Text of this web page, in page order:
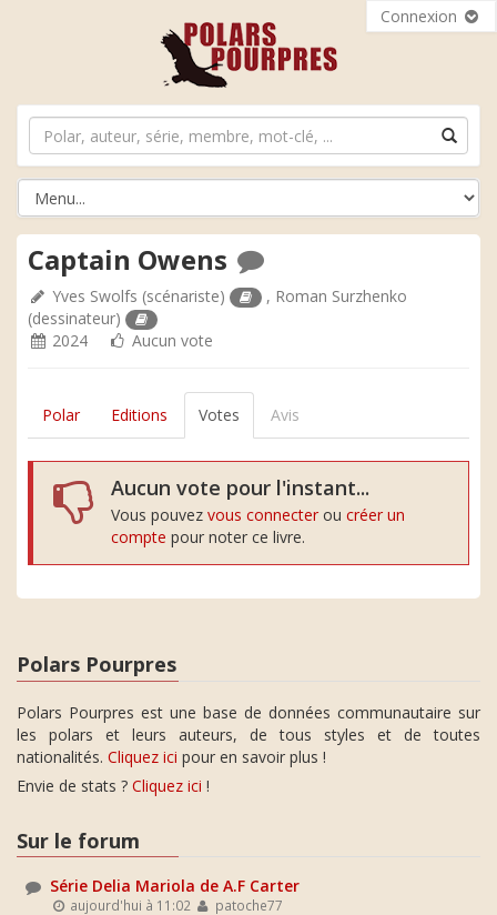
Connexion
Captain Owens
Yves Swolfs (scénariste) , Roman Surzhenko
(dessinateur)
2024
Aucun vote
Polar Editions Votes Avis
Aucun vote pour l'instant...
Vous pouvez vous connecter ou créer un
compte pour noter ce livre.
Polars Pourpres
Polars Pourpres est une base de données communautaire sur
les polars et leurs auteurs, de tous styles et de toutes
nationalités. Cliquez ici pour en savoir plus !
Envie de stats ? Cliquez ici !
Sur le forum
Série Delia Mariola de A.F Carter
aujourd'hui à 11:02 patoche77